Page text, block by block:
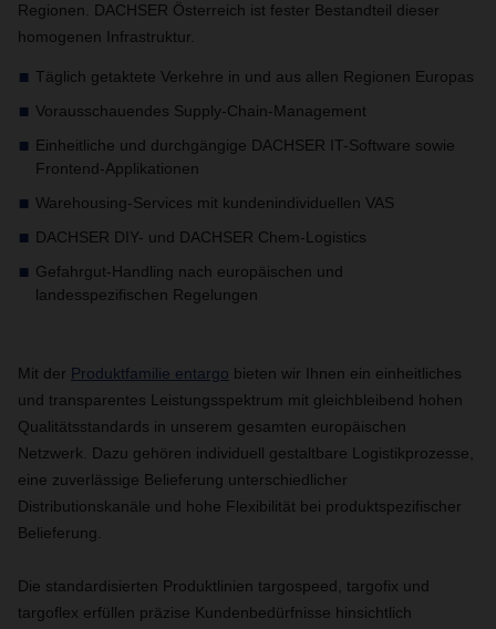
Regionen. DACHSER Österreich ist fester Bestandteil dieser
homogenen Infrastruktur.
Täglich getaktete Verkehre in und aus allen Regionen Europas
Vorausschauendes Supply-Chain-Management
Einheitliche und durchgängige DACHSER IT-Software sowie
Frontend-Applikationen
Warehousing-Services mit kundenindividuellen VAS
DACHSER DIY- und DACHSER Chem-Logistics
Gefahrgut-Handling nach europäischen und
landesspezifischen Regelungen
Mit der Produktfamilie entargo bieten wir Ihnen ein einheitliches
und transparentes Leistungsspektrum mit gleichbleibend hohen
Qualitätsstandards in unserem gesamten europäischen
Netzwerk. Dazu gehören individuell gestaltbare Logistikprozesse,
eine zuverlässige Belieferung unterschiedlicher
Distributionskanäle und hohe Flexibilität bei produktspezifischer
Belieferung.
Die standardisierten Produktlinien targospeed, targofix und
targoflex erfüllen präzise Kundenbedürfnisse hinsichtlich